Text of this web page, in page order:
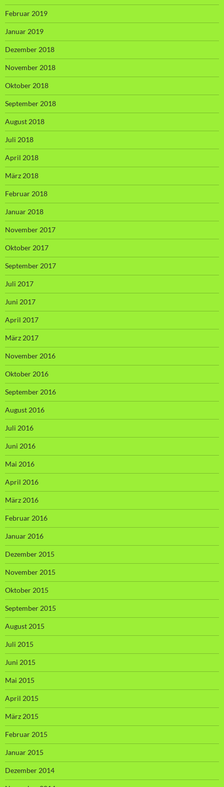
Februar 2019
Januar 2019
Dezember 2018
November 2018
Oktober 2018
September 2018
August 2018
Juli 2018
April 2018
März 2018
Februar 2018
Januar 2018
November 2017
Oktober 2017
September 2017
Juli 2017
Juni 2017
April 2017
März 2017
November 2016
Oktober 2016
September 2016
August 2016
Juli 2016
Juni 2016
Mai 2016
April 2016
März 2016
Februar 2016
Januar 2016
Dezember 2015
November 2015
Oktober 2015
September 2015
August 2015
Juli 2015
Juni 2015
Mai 2015
April 2015
März 2015
Februar 2015
Januar 2015
Dezember 2014